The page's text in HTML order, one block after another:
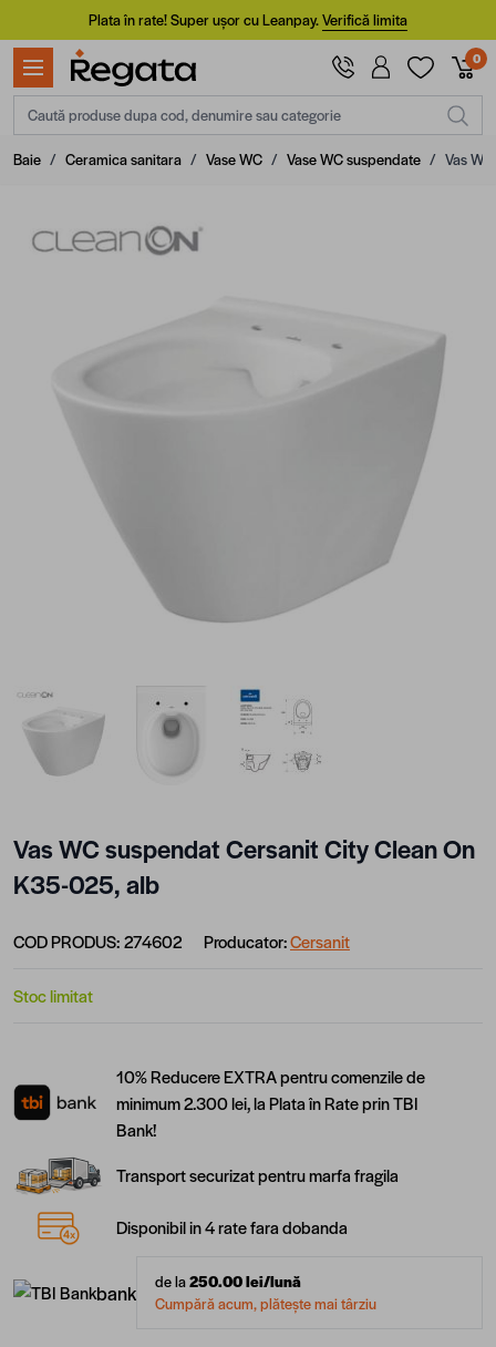
Mergi la ConținutPlata în rate! Super ușor cu Leanpay.Verifică limita
0
Caută produse dupa cod, denumire sau categorie
Baie / Ceramica sanitara / Vase WC / Vase WC suspendate / Vas
View larger imageView larger imageView larger image
Vas WC suspendat Cersanit City Clean On
K35-025, alb
COD PRODUS:274602 Producator:Cersanit
Stoc limitat
10% Reducere EXTRA pentru comenzile de
minimum 2.300 lei, la Plata în Rate prin TBI
Bank!
Transport securizat pentru marfa fragila
Disponibil in 4 rate fara dobanda
bank de la250.00lei/lună
Cumpără acum, plătește mai târziu